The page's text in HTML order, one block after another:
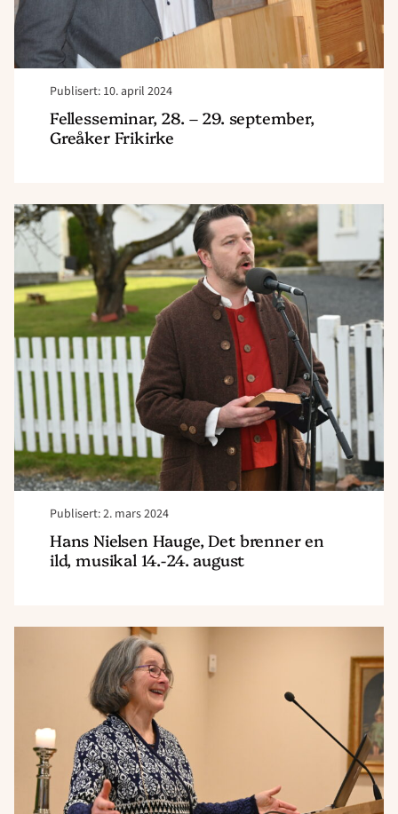
Publisert: 10. april 2024
Fellesseminar, 28. – 29. september,
Greåker Frikirke
Publisert: 2. mars 2024
Hans Nielsen Hauge, Det brenner en
ild, musikal 14.-24. august
Read
article
"Hans
Nielsen
Hauge,
Det
brenner
musikal
14.-24.
august"
article
"Misjonsforum